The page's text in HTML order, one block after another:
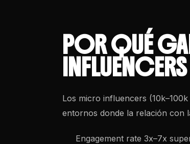
POR QUÉ
Los micro influencers
entornos donde la relación con
Engagement rate 3x–7x